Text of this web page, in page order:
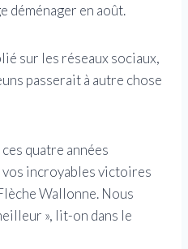
déménager en août.
sur les réseaux sociaux,
passerait à autre chose
quatre années
incroyables victoires
Wallonne. Nous
», lit-on dans le